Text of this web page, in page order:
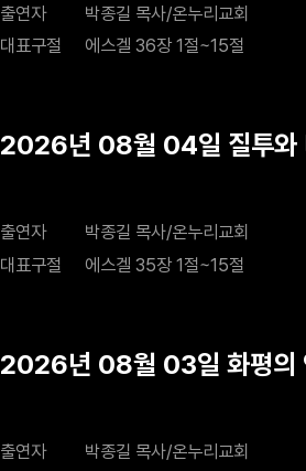
출연자
박종길 목사/온누리교회
대표구절
에스겔 36장 1절~15절
2026년 08월 04일 질투와
출연자
박종길 목사/온누리교회
대표구절
에스겔 35장 1절~15절
2026년 08월 03일 화평의
출연자
박종길 목사/온누리교회